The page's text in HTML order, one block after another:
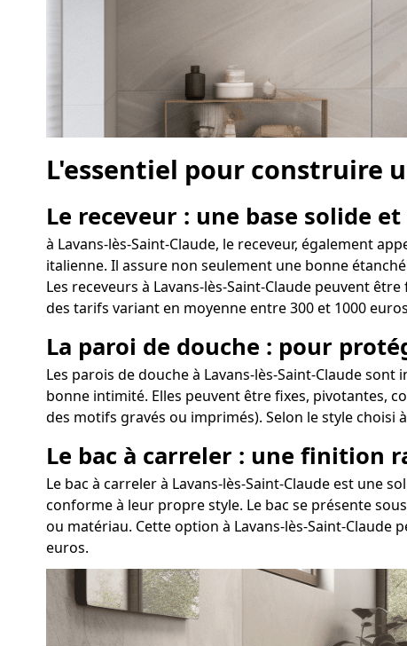
L'essentiel pour construire
Le receveur : une base solide
à Lavans-lès-Saint-Claude, le receveur, également
italienne. Il assure non seulement une bonne
Les receveurs à Lavans-lès-Saint-Claude peuvent
des tarifs variant en moyenne entre 300 et 1000
La paroi de douche : pour
Les parois de douche à Lavans-lès-Saint-Claude
bonne intimité. Elles peuvent être fixes, pivotantes,
des motifs gravés ou imprimés). Selon le style choisi
Le bac à carreler : une finition
Le bac à carreler à Lavans-lès-Saint-Claude est une
conforme à leur propre style. Le bac se présente
ou matériau. Cette option à Lavans-lès-Saint-
euros.